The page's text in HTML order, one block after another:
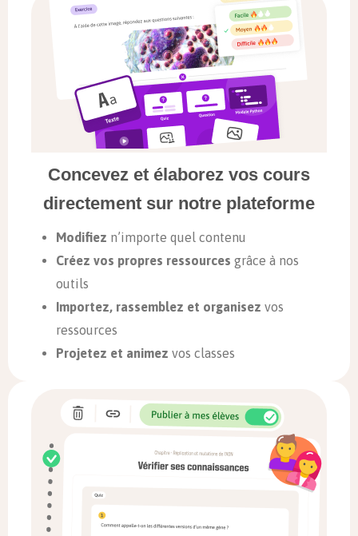
Concevez et élaborez vos cours
directement sur notre plateforme
Modifiez n’importe quel contenu
Créez vos propres ressources grâce à nos
outils
Importez, rassemblez et organisez vos
ressources
Projetez et animez vos classes